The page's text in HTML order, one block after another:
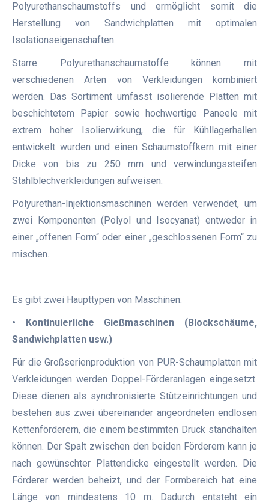
Polyurethanschaumstoffs und ermöglicht somit die
Herstellung von Sandwichplatten mit optimalen
Isolationseigenschaften.
Starre Polyurethanschaumstoffe können mit
verschiedenen Arten von Verkleidungen kombiniert
werden. Das Sortiment umfasst isolierende Platten mit
beschichtetem Papier sowie hochwertige Paneele mit
extrem hoher Isolierwirkung, die für Kühllagerhallen
entwickelt wurden und einen Schaumstoffkern mit einer
Dicke von bis zu 250 mm und verwindungssteifen
Stahlblechverkleidungen aufweisen.
Polyurethan-Injektionsmaschinen werden verwendet, um
zwei Komponenten (Polyol und Isocyanat) entweder in
einer „offenen Form“ oder einer „geschlossenen Form“ zu
mischen.
Es gibt zwei Haupttypen von Maschinen:
• Kontinuierliche Gießmaschinen (Blockschäume,
Sandwichplatten usw.)
Für die Großserienproduktion von PUR-Schaumplatten mit
Verkleidungen werden Doppel-Förderanlagen eingesetzt.
Diese dienen als synchronisierte Stützeinrichtungen und
bestehen aus zwei übereinander angeordneten endlosen
Kettenförderern, die einem bestimmten Druck standhalten
können. Der Spalt zwischen den beiden Förderern kann je
nach gewünschter Plattendicke eingestellt werden. Die
Förderer werden beheizt, und der Formbereich hat eine
Länge von mindestens 10 m. Dadurch entsteht ein